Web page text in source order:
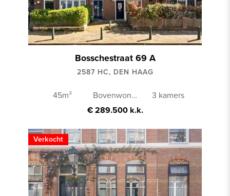
Bosschestraat 69 A
2587 HC, DEN HAAG
45m² Bovenwoning
3 kamers
€ 289.500 k.k.
Verkocht